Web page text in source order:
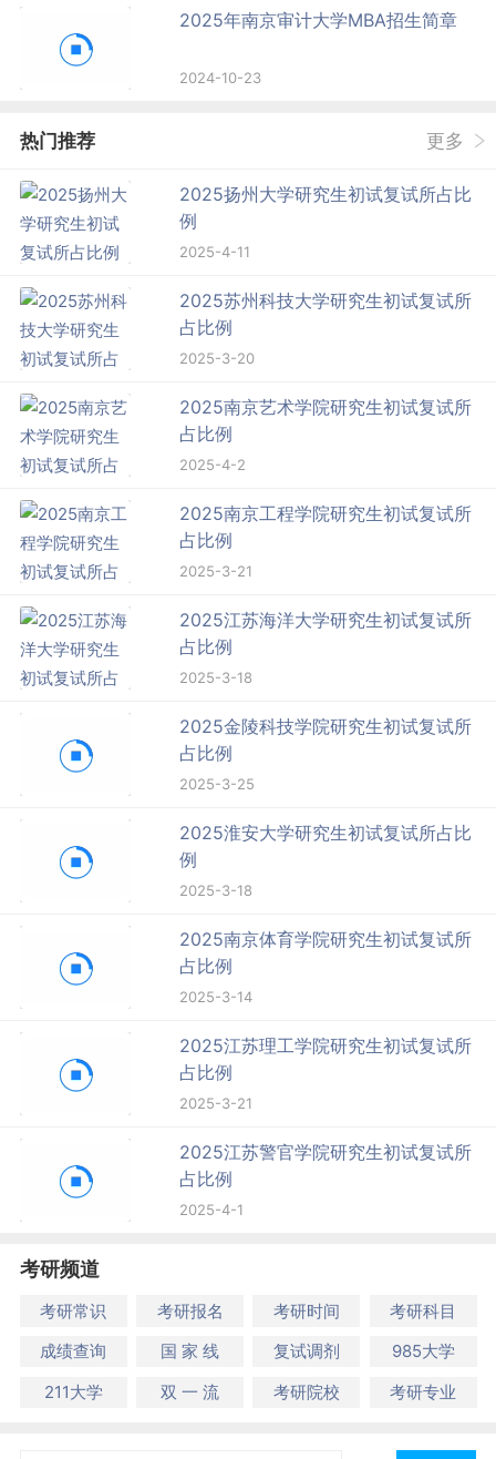
2025年南京审计大学MBA招生简章
2024-10-23
热门推荐 更多
2025扬州大学研究生初试复试所占比
例
2025-4-11
2025苏州科技大学研究生初试复试所
占比例
2025-3-20
2025南京艺术学院研究生初试复试所
占比例
2025-4-2
2025南京工程学院研究生初试复试所
占比例
2025-3-21
2025江苏海洋大学研究生初试复试所
占比例
2025-3-18
2025金陵科技学院研究生初试复试所
占比例
2025-3-25
2025淮安大学研究生初试复试所占比
例
2025-3-18
2025南京体育学院研究生初试复试所
占比例
2025-3-14
2025江苏理工学院研究生初试复试所
占比例
2025-3-21
2025江苏警官学院研究生初试复试所
占比例
2025-4-1
考研频道
考研常识 考研报名 考研时间
考研科目
成绩查询
国 家 线 复试调剂
985大学
211大学
双 一 流 考研院校 考研专业